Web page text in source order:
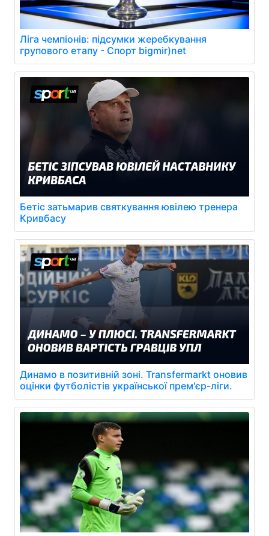
Ліга чемпіонів: підсумки жеребкування
групового етапу - Спорт bigmir)net
Бетіс затьмарив святкування ювілею тренера
Кривбасу
Динамо в позитивній зоні. Transfermarkt оновив
оцінки футболістів української прем'єр-ліги.